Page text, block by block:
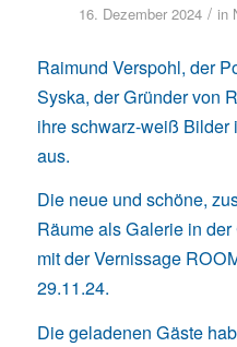
16. Dezember 2024 / in
Raimund Verspohl, der
Syska, der Gründer von
ihre schwarz-weiß
aus.
Die neue und schöne,
Räume als Galerie in
mit der Vernissage
29.11.24.
Die geladenen Gäste